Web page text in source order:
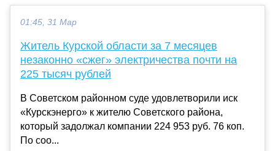
01:45, 31 Мар
Житель Курской области за 7 месяцев
незаконно «сжег» электричества почти на
225 тысяч рублей
В Советском районном суде удовлетворили иск
«Курскэнерго» к жителю Советского района,
который задолжал компании 224 953 руб. 76 коп.
По соо...